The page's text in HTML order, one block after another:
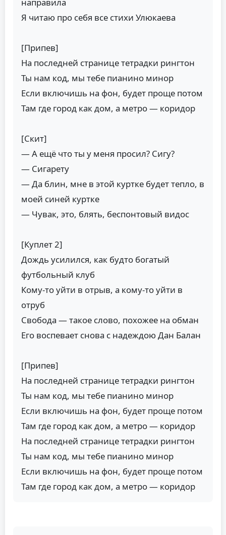
Я читаю про себя все стихи Улюкаева
[Припев]
На последней странице тетрадки рингтон
Ты нам код, мы тебе пианино минор
Если включишь на фон, будет проще потом
Там где город как дом, а метро — коридор
[Скит]
— А ещё что ты у меня просил? Сигу?
— Сигарету
— Да блин, мне в этой куртке будет тепло, в
моей синей куртке
— Чувак, это, блять, беспонтовый видос
[Куплет 2]
Дождь усилился, как будто богатый
футбольный клуб
Кому-то уйти в отрыв, а кому-то уйти в
отруб
Свобода — такое слово, похожее на обман
Его воспевает снова с надеждою Дан Балан
[Припев]
На последней странице тетрадки рингтон
Ты нам код, мы тебе пианино минор
Если включишь на фон, будет проще потом
Там где город как дом, а метро — коридор
На последней странице тетрадки рингтон
Ты нам код, мы тебе пианино минор
Если включишь на фон, будет проще потом
Там где город как дом, а метро — коридор